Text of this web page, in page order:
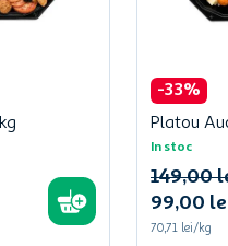
-33%
Platou
In stoc
99,00
149,00
70,71 lei/kg